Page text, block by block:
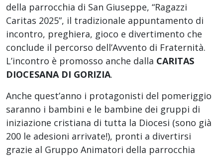
della parrocchia di San Giuseppe, “Ragazzi
Caritas 2025”, il tradizionale appuntamento di
incontro, preghiera, gioco e divertimento che
conclude il percorso dell’Avvento di Fraternità.
L’incontro è promosso anche dalla CARITAS
DIOCESANA DI GORIZIA.
Anche quest’anno i protagonisti del pomeriggio
saranno i bambini e le bambine dei gruppi di
iniziazione cristiana di tutta la Diocesi (sono già
200 le adesioni arrivate!), pronti a divertirsi
grazie al Gruppo Animatori della parrocchia